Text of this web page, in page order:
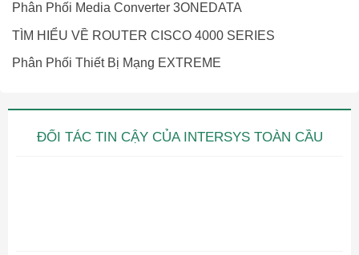
Phân Phối Media Converter 3ONEDATA
TÌM HIỂU VỀ ROUTER CISCO 4000 SERIES
Phân Phối Thiết Bị Mạng EXTREME
ĐỐI TÁC TIN CẬY CỦA INTERSYS TOÀN CẦU